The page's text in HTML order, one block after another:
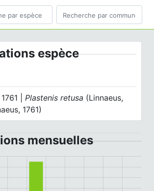
espèce
1761 |Plastenis retusa (Linnaeus,
1761)
mensuelles